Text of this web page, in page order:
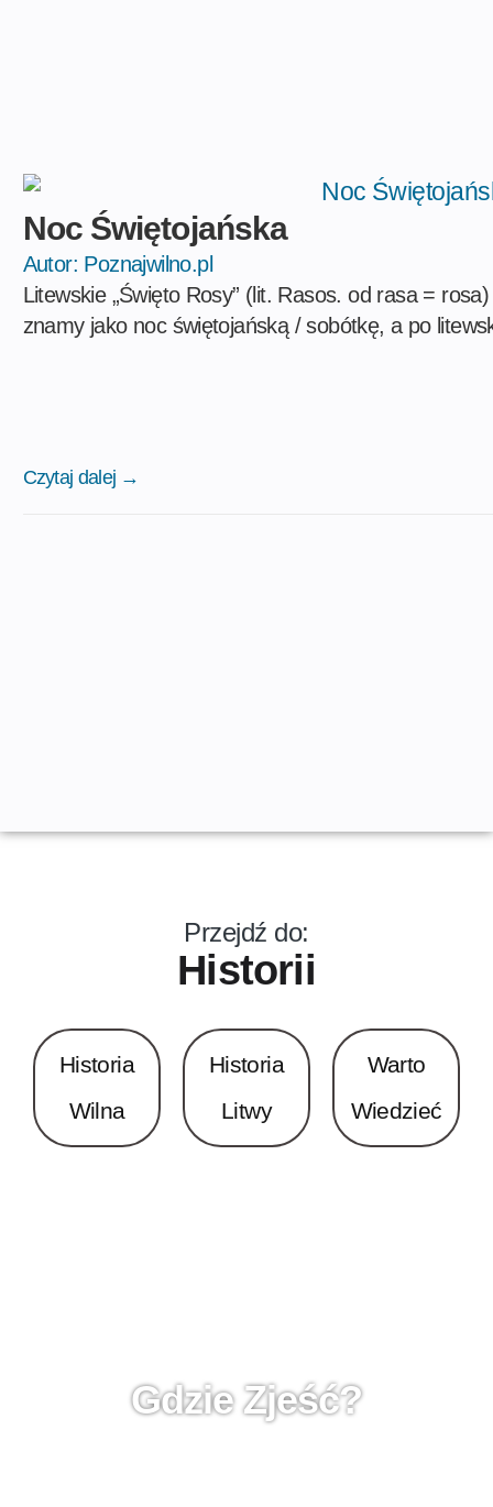
Noc Świętojańska
Autor: Poznajwilno.pl
Litewskie „Święto Rosy” (lit. Rasos. od rasa =
znamy jako noc świętojańską / sobótkę, a po
Czytaj dalej →
Przejdź do:
Historii
Historia
Wilna
Historia
Litwy
Warto
Wiedzieć
Gdzie Zjeść?